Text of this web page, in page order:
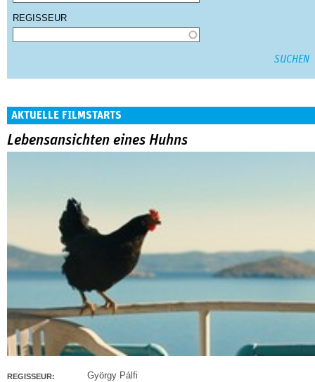
REGISSEUR
AKTUELLE FILMSTARTS
Lebensansichten eines Huhns
REGISSEUR: György Pálfi